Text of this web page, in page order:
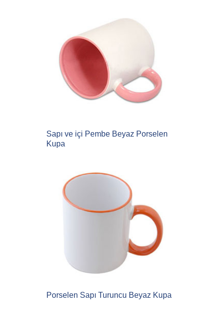
Sapı ve içi Pembe Beyaz Porselen
Kupa
Porselen Sapı Turuncu Beyaz Kupa